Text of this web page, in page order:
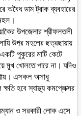
অবৈধ ডাম ট্রাক ব্যবহারের
উপজেলার শ্রীফলতলী
উপর মহলের ছত্রছায়ায়
পুকুরের মাটি কেটে
মূখ খোলতে পারে না। যদিও
এসকল অসাধু
হবে স্বাস্থ্য কমপ্লেক্সর
ও সরকারী লোক এসে